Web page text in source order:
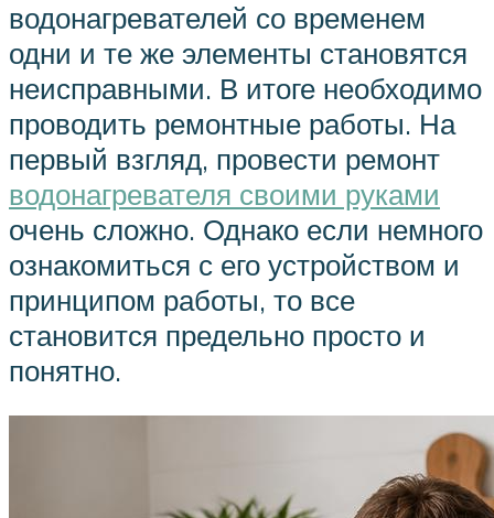
водонагревателей со временем
одни и те же элементы становятся
неисправными. В итоге необходимо
проводить ремонтные работы. На
первый взгляд, провести ремонт
водонагревателя своими руками
очень сложно. Однако если немного
ознакомиться с его устройством и
принципом работы, то все
становится предельно просто и
понятно.